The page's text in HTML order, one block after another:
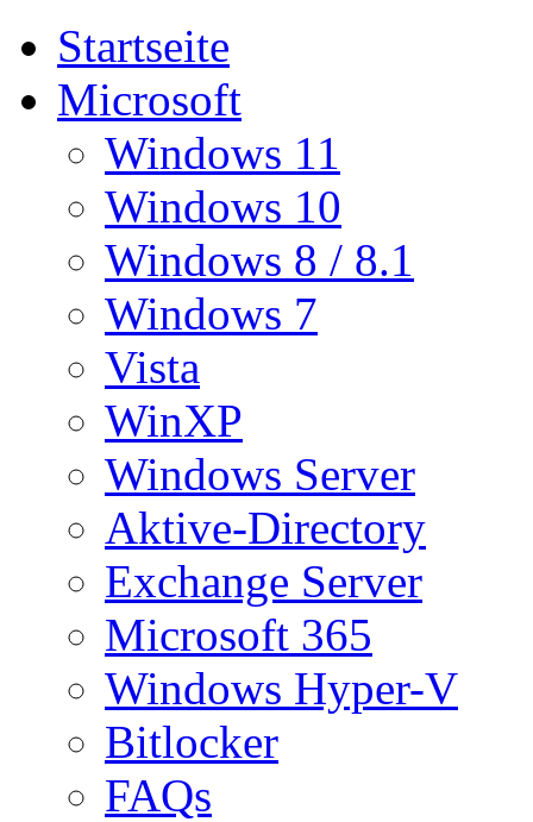
Startseite
Microsoft
Windows 11
Windows 10
Windows 8 / 8.1
Windows 7
Vista
WinXP
Windows Server
Aktive-Directory
Exchange Server
Microsoft 365
Windows Hyper-V
Bitlocker
FAQs